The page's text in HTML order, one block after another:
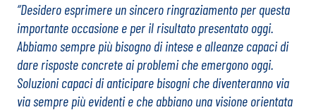
“Desidero esprimere un sincero ringraziamento per questa
importante occasione e per il risultato presentato oggi.
Abbiamo sempre più bisogno di intese e alleanze capaci di
dare risposte concrete ai problemi che emergono oggi.
Soluzioni capaci di anticipare bisogni che diventeranno via
via sempre più evidenti e che abbiano una visione orientata